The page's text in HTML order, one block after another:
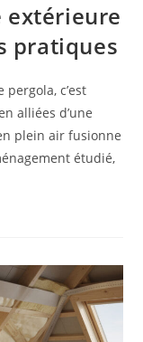
extérieure
pratiques
c’est
alliées d’une
plein air fusionne
étudié,